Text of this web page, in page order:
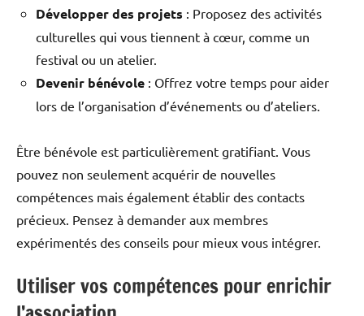
Développer des projets : Proposez des activités
culturelles qui vous tiennent à cœur, comme un
festival ou un atelier.
Devenir bénévole : Offrez votre temps pour aider
lors de l’organisation d’événements ou d’ateliers.
Être bénévole est particulièrement gratifiant. Vous
pouvez non seulement acquérir de nouvelles
compétences mais également établir des contacts
précieux. Pensez à demander aux membres
expérimentés des conseils pour mieux vous intégrer.
Utiliser vos compétences pour enrichir